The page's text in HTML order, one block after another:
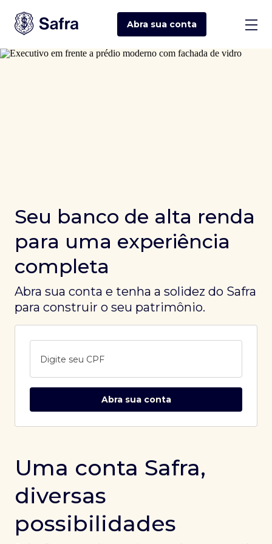
Abra sua conta
Seu banco de alta renda
para uma experiência
completa
Abra sua conta e tenha a solidez do Safra
para construir o seu patrimônio.
Digite seu CPF
Abra sua conta
Uma conta Safra,
diversas
possibilidades